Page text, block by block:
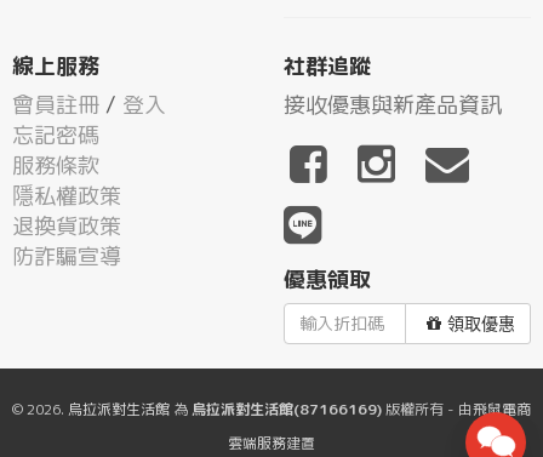
線上服務
會員註冊 / 登入
忘記密碼
服務條款
隱私權政策
退換貨政策
防詐騙宣導
社群追蹤
接收優惠與新產品資訊
優惠領取
領取優惠
© 2026. 烏拉派對生活館 為 烏拉派對生活館(87166169)版權所有 - 由飛鼠電商
雲端服務建置